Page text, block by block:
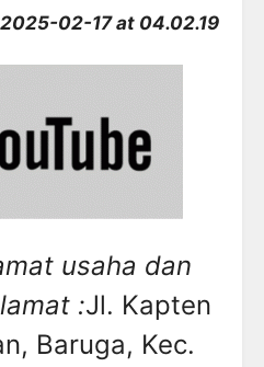
usaha dan
:Jl. Kapten
Baruga, Kec.